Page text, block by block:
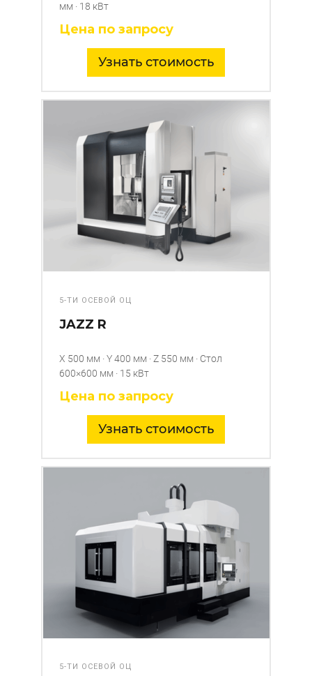
мм · 18 кВт​
Цена по запросу
Узнать стоимость
5-ТИ ОСЕВОЙ ОЦ
JAZZ R
X 500 мм · Y 400 мм · Z 550 мм · Стол
600×600 мм · 15 кВт
Цена по запросу
Узнать стоимость
5-ТИ ОСЕВОЙ ОЦ